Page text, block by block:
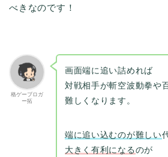
べきなのです！
格ゲーブロガ
ー拓
画面端に追い詰めれば
対戦相手が斬空波動拳や
難しくなります。
端に追い込むのが難しい
大きく有利になるのが